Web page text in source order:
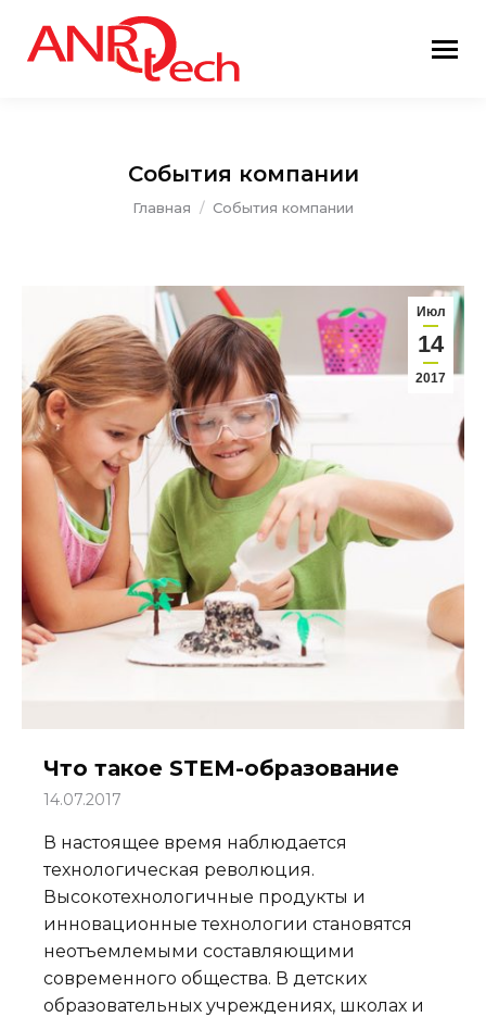
События компании
Вы здесь:
Главная События компании
Июл
14
2017
Что такое STEM-образование
14.07.2017
В настоящее время наблюдается
технологическая революция.
Высокотехнологичные продукты и
инновационные технологии становятся
неотъемлемыми составляющими
современного общества. В детских
образовательных учреждениях, школах и